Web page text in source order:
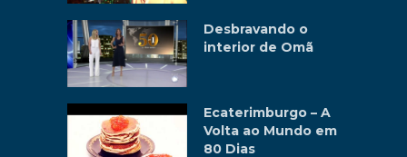
Desbravando o
interior de Omã
Ecaterimburgo – A
Volta ao Mundo em
80 Dias